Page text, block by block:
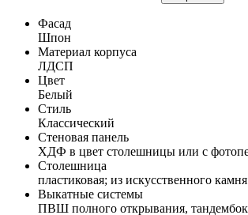
Фасад
Шпон
Материал корпуса
ЛДСП
Цвет
Белый
Стиль
Классический
Стеновая панель
ХДФ в цвет столешницы или с
Столешница
пластиковая; из искусственного камня
Выкатные системы
ПВШ полного открывания,